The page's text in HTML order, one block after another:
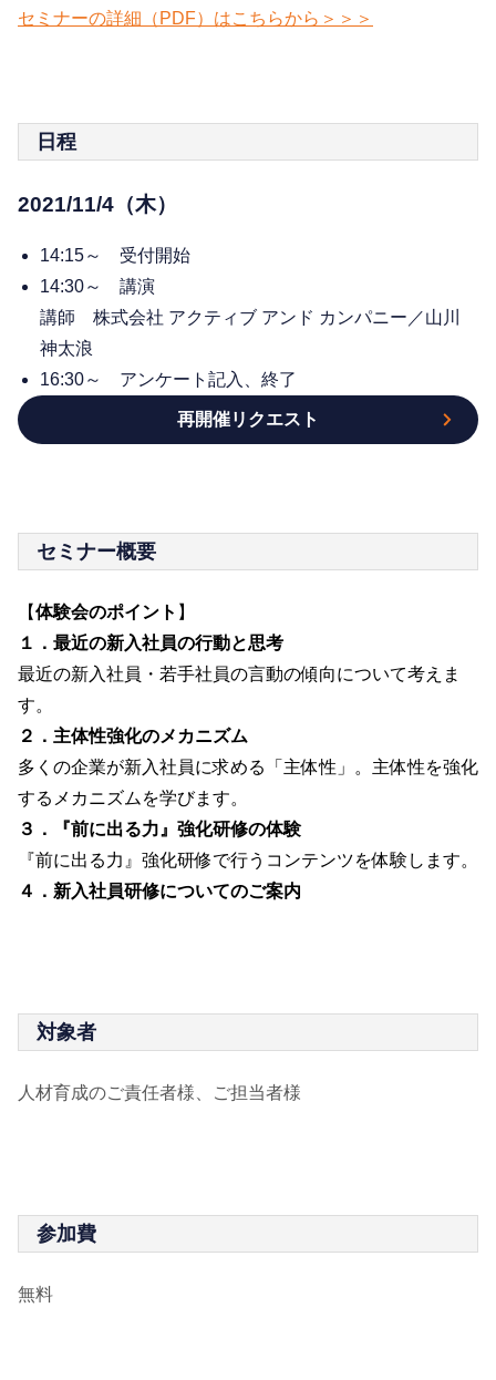
セミナーの詳細（PDF）はこちらから＞＞＞
日程
2021/11/4（木）
14:15～ 受付開始
14:30～ 講演
講師 株式会社 アクティブ アンド カンパニー／山川
神太浪
16:30～ アンケート記入、終了
再開催リクエスト
セミナー概要
【体験会のポイント 】
１．最近の新入社員の行動と思考
最近の新入社員・若手社員の言動の傾向について考えま
す。
２．主体性強化のメカニズム
多くの企業が新入社員に求める「主体性」。主体性を強化
するメカニズムを学びます。
３．『前に出る力』強化研修の体験
『前に出る力』強化研修で行うコンテンツを体験します。
４．新入社員研修についてのご案内
対象者
人材育成のご責任者様、ご担当者様
参加費
無料